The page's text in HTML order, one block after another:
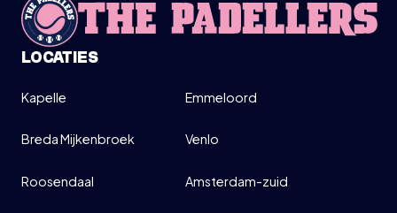
LOCATIES
Kapelle Emmeloord
Breda Mijkenbroek Venlo
Roosendaal Amsterdam-zuid